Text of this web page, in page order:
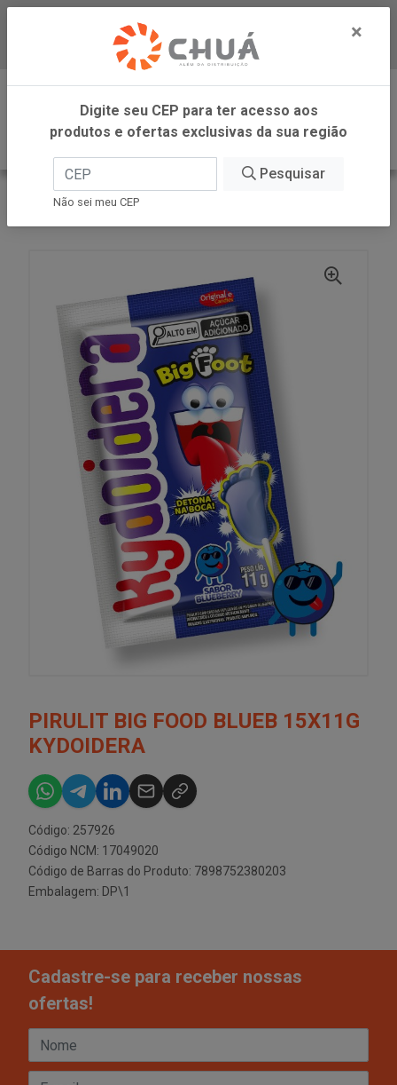
Baixe já nosso APP
0
INÍCIO
ORIGINALLE CANDIES
PIRULIT BIG FOOD BLUEB 15X11G
KYDOIDERA
Código: 257926
Código NCM: 17049020
Código de Barras do Produto: 7898752380203
Embalagem: DP\1
Cadastre-se para receber nossas
ofertas!
×
Digite seu CEP para ter acesso aos
produtos e ofertas exclusivas da sua região
Pesquisar
Não sei meu CEP